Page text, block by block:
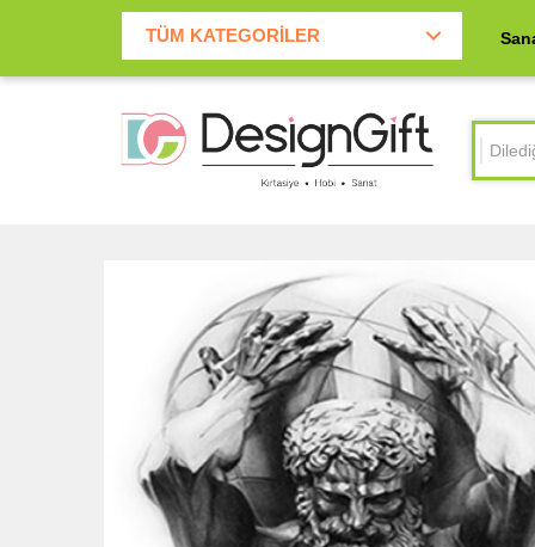
2.500 TL Üzeri Kargo ücretsiz
TÜM KATEGORİLER